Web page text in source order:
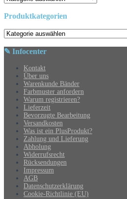
in
unserem
Blog
Produktkategorien
✎ Infocenter
Kontakt
Über uns
Warenkunde Bänder
Farbmuster anfordern
Warum registrieren?
Lieferzeit
Bevorzugte Bearbeitung
Versandkosten
Was ist ein PlusProdukt?
Zahlung und Lieferung
Abholung
Widerrufsrecht
Rücksendungen
Impressum
AGB
Datenschutzerklärung
Cookie-Richtlinie (EU)